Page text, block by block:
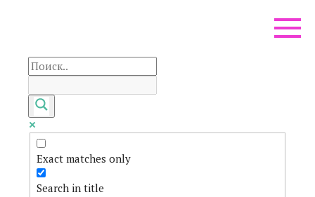
Exact matches only
Search in title